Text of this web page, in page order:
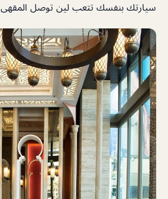
سيارتك بنفسك تتعب لين توصل المقهى